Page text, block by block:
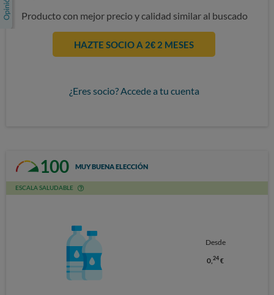
Producto con mejor precio y calidad similar al buscado
HAZTE SOCIO A 2€ 2 MESES
¿Eres socio? Accede a tu cuenta
100 MUY BUENA ELECCIÓN
ESCALA SALUDABLE
Desde
0,24 €